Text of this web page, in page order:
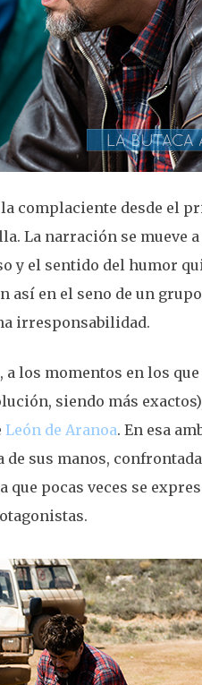
complaciente desde el
La narración se mueve
y el sentido del humor
en el seno de un
irresponsabilidad.
los momentos en los
siendo más
León de Aranoa. En esa
sus manos,
pocas veces se